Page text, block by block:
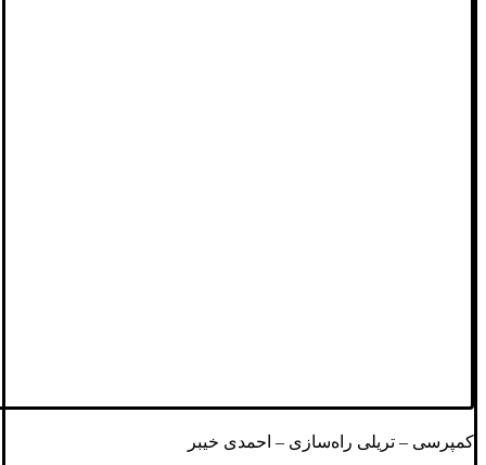
کمپرسی – تریلی‌ راه‌سازی – احمدی خیبر